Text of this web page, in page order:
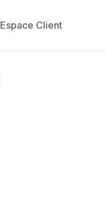
Espace Client